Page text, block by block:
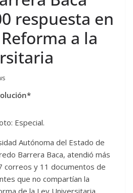
respuesta en
a la
Especial.
Autónoma del Estado de
Barrera Baca, atendió más
correos y 11 documentos de
que no compartían la